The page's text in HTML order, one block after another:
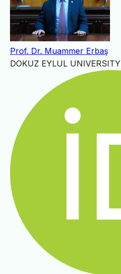
Prof. Dr. Muammer Erbaş
DOKUZ EYLUL UNIVERSITY